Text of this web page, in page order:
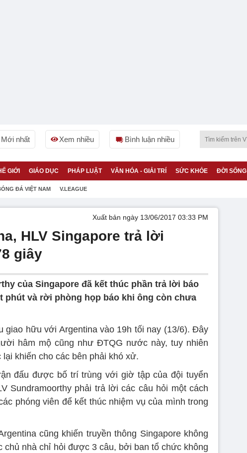
Mới nhất Xem nhiều Bình luận nhiều
GIỚI GIÁO DỤC PHÁP LUẬT VĂN HÓA - GIẢI TRÍ SỨC KHỎE ĐỜI SỐNG
ĐÁ VIỆT NAM V.LEAGUE
Xuất bản ngày 13/06/2017 03:33 PM
HLV Singapore trả lời
giây
của Singapore đã kết thúc phần trả lời báo
phút và rời phòng họp báo khi ông còn chưa
giao hữu với Argentina vào 19h tối nay (13/6). Đây
hâm mộ cũng như ĐTQG nước này, tuy nhiên
khiến cho các bên phải khó xử.
đấu được bố trí trùng với giờ tập của đội tuyển
Sundramoorthy phải trả lời các câu hỏi một cách
phóng viên để kết thúc nhiệm vụ của mình trong
cũng khiến truyền thông Singapore không
chủ nhà chỉ hỏi được 3 câu, bởi ban tổ chức không